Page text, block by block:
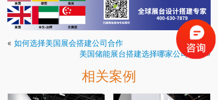
« 如何选择美国展会搭建公司合作
美国储能展台搭建选择哪家公司靠谱»
相关案例